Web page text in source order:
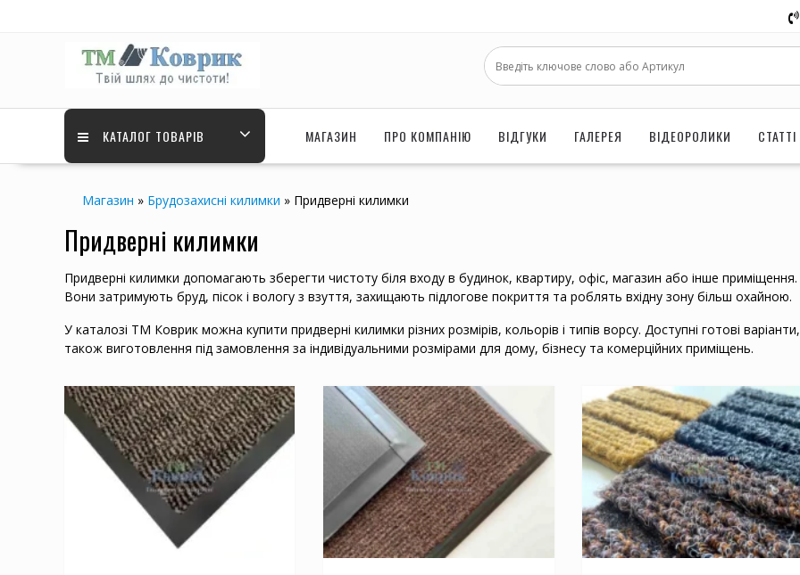
КАТАЛОГ ТОВАРІВ МАГАЗИН ПРО КОМПАНІЮ ВІДГУКИ ГАЛЕРЕЯ ВІДЕОРОЛИКИ СТАТТІ
Магазин » Брудозахисні килимки » Придверні килимки
Придверні килимки
Придверні килимки допомагають зберегти чистоту біля входу в будинок, квартиру, офіс, магазин або інше приміщення.
Вони затримують бруд, пісок і вологу з взуття, захищають підлогове покриття та роблять вхідну зону більш охайною.
У каталозі ТМ Коврик можна купити придверні килимки різних розмірів, кольорів і типів ворсу. Доступні готові
також виготовлення під замовлення за індивідуальними розмірами для дому, бізнесу та комерційних приміщень.